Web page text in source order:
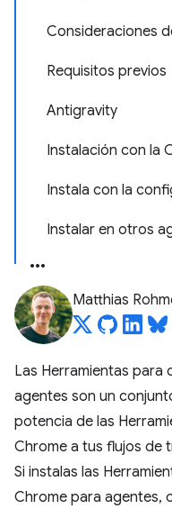
Consideraciones
Requisitos previos
Antigravity
Instalación con la
Instala con la
Instalar en otros
Matthias
Las Herramientas para
agentes son un
potencia de las
Chrome a tus flujos de
Si instalas las
Chrome para agentes,